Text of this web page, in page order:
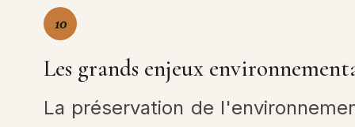
10
Les grands enjeux
La préservation de